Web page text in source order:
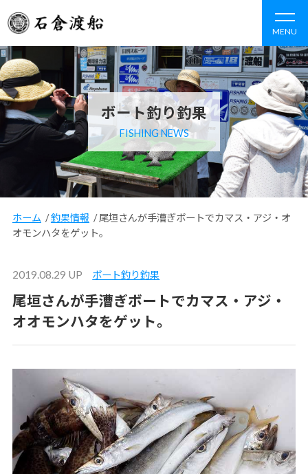
MENU
ボート釣り釣果
FISHING NEWS
ホーム /釣果情報 /尾垣さんが手漕ぎボートでカマス・アジ・オ
オモンハタをゲット。
2019.08.29 UP ボート釣り釣果
尾垣さんが手漕ぎボートでカマス・アジ・
オオモンハタをゲット。